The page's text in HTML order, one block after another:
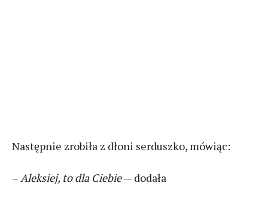
Następnie zrobiła z dłoni serduszko, mówiąc:
– Aleksiej, to dla Ciebie— dodała